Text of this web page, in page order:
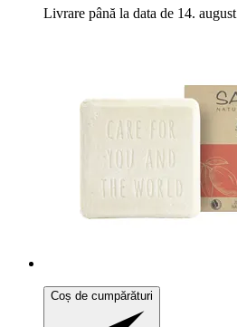
Livrare până la data de 14. august
Coș de cumpărături